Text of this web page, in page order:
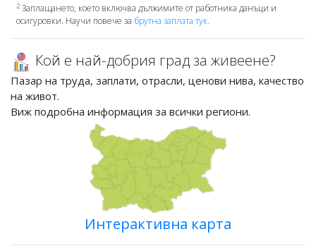
2Заплащането, което включва дължимите от работника данъци и
осигуровки. Научи повече за брутна заплата тук.
Кой е най-добрия град за живеене?
Пазар на труда, заплати, отрасли, ценови нива, качество
на живот.
Виж подробна информация за всички региони.
Интерактивна карта